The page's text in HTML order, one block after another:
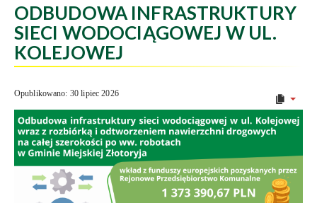
ODBUDOWA INFRASTRUKTURY
SIECI WODOCIĄGOWEJ W UL.
KOLEJOWEJ
Opublikowano: 30 lipiec 2026